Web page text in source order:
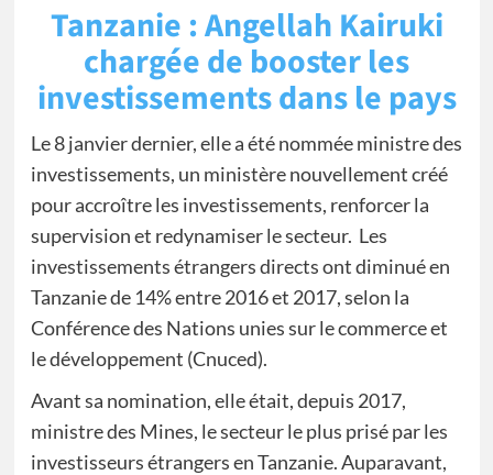
Tanzanie : Angellah Kairuki
chargée de booster les
investissements dans le pays
Le 8 janvier dernier, elle a été nommée ministre des
investissements, un ministère nouvellement créé
pour accroître les investissements, renforcer la
supervision et redynamiser le secteur. Les
investissements étrangers directs ont diminué en
Tanzanie de 14% entre 2016 et 2017, selon la
Conférence des Nations unies sur le commerce et
le développement (Cnuced).
Avant sa nomination, elle était, depuis 2017,
ministre des Mines, le secteur le plus prisé par les
investisseurs étrangers en Tanzanie. Auparavant,